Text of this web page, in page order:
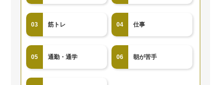
03 筋トレ 04 仕事
05 通勤・通学 06 朝が苦手